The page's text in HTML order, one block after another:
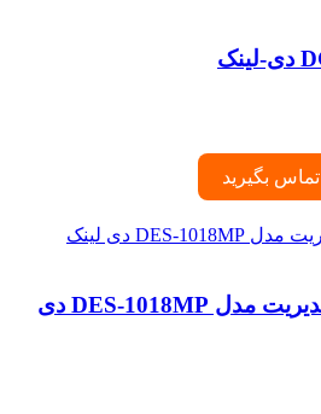
تماس بگیرید
سوئیچ POE غیرقابل مدیریت مدل DES-1018MP دی